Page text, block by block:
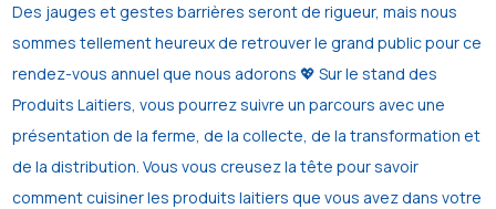
Des jauges et gestes barrières seront de rigueur, mais nous
sommes tellement heureux de retrouver le grand public pour ce
rendez-vous annuel que nous adorons 💖 Sur le stand des
Produits Laitiers, vous pourrez suivre un parcours avec une
présentation de la ferme, de la collecte, de la transformation et
de la distribution. Vous vous creusez la tête pour savoir
comment cuisiner les produits laitiers que vous avez dans votre